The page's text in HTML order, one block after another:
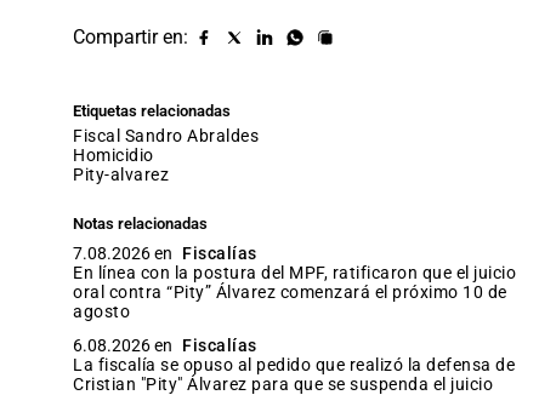
Compartir en:
Compartir
Compartir
Compartir
Compartir
Copiar
Etiquetas relacionadas
fiscal Sandro Abraldes
homicidio
pity-alvarez
Notas relacionadas
7.08.2026 en
Fiscalías
En línea con la postura del MPF, ratificaron que el juicio
oral contra “Pity” Álvarez comenzará el próximo 10 de
agosto
6.08.2026 en
Fiscalías
La fiscalía se opuso al pedido que realizó la defensa de
Cristian "Pity" Álvarez para que se suspenda el juicio